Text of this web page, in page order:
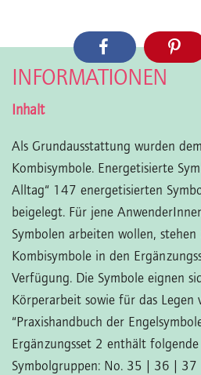
INFORMATIONEN
Inhalt
Als Grundausstattung wurden
Kombisymbole. Energetisierte
Alltag“ 147 energetisierten
beigelegt. Für jene
Symbolen arbeiten wollen,
Kombisymbole in den
Verfügung. Die Symbole eignen
Körperarbeit sowie für das Legen
“Praxishandbuch der
Ergänzungsset 2 enthält
Symbolgruppen: No. 35 | 36 |